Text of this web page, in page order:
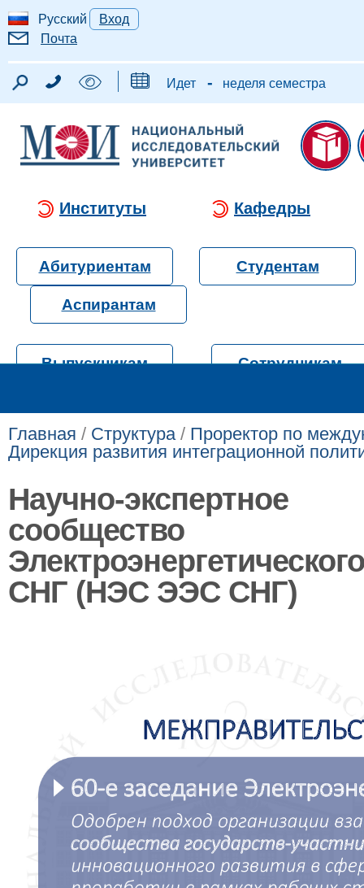
Русский
Вход
Почта
Идет - неделя семестра
Институты Кафедры
Абитуриентам Студентам
Аспирантам
Выпускникам Сотрудникам
Главная / Структура/ Проректор по
Дирекция развития интеграционной
Научно-экспертное
сообщество
СНГ (НЭС ЭЭС СНГ)